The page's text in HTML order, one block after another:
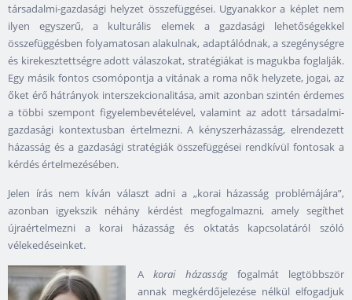
társadalmi-gazdasági helyzet összefüggései. Ugyanakkor a képlet nem
ilyen egyszerű, a kulturális elemek a gazdasági lehetőségekkel
összefüggésben folyamatosan alakulnak, adaptálódnak, a szegénységre
és kirekesztettségre adott válaszokat, stratégiákat is magukba foglalják.
Egy másik fontos csomópontja a vitának a roma nők helyzete, jogai, az
őket érő hátrányok interszekcionalitása, amit azonban szintén érdemes
a többi szempont figyelembevételével, valamint az adott társadalmi-
gazdasági kontextusban értelmezni. A kényszerházasság, elrendezett
házasság és a gazdasági stratégiák összefüggései rendkívül fontosak a
kérdés értelmezésében.
Jelen írás nem kíván választ adni a „korai házasság problémájára”,
azonban igyekszik néhány kérdést megfogalmazni, amely segíthet
újraértelmezni a korai házasság és oktatás kapcsolatáról szóló
vélekedéseinket.
Akorai házasságfogalmát legtöbbször
annak megkérdőjelezése nélkül elfogadjuk